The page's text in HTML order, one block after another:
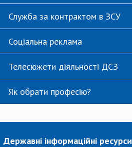
Служба за контрактом в ЗСУ
Соціальна реклама
Телесюжети діяльності ДСЗ
Як обрати професію?
Державні інформаційні ресурси